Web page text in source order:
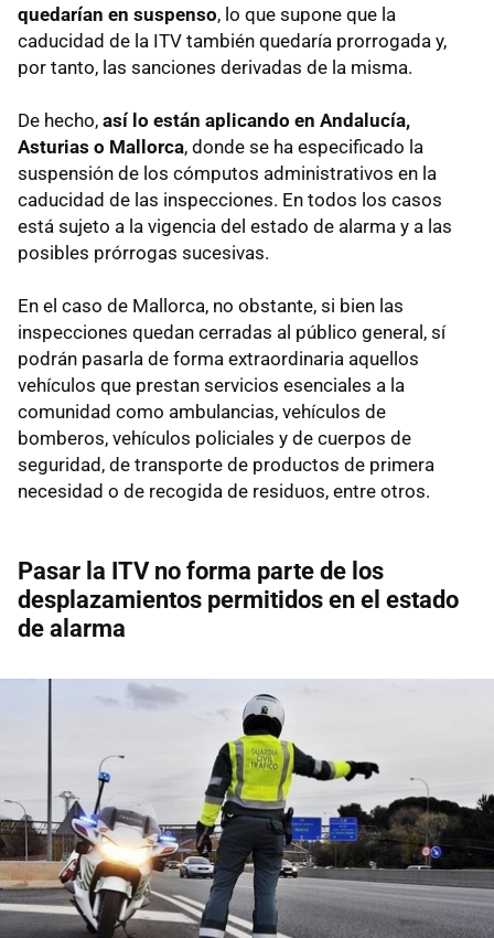
quedarían en suspenso, lo que supone que la
caducidad de la ITV también quedaría prorrogada y,
por tanto, las sanciones derivadas de la misma.
De hecho, así lo están aplicando en Andalucía,
Asturias o Mallorca, donde se ha especificado la
suspensión de los cómputos administrativos en la
caducidad de las inspecciones. En todos los casos
está sujeto a la vigencia del estado de alarma y a las
posibles prórrogas sucesivas.
En el caso de Mallorca, no obstante, si bien las
inspecciones quedan cerradas al público general, sí
podrán pasarla de forma extraordinaria aquellos
vehículos que prestan servicios esenciales a la
comunidad como ambulancias, vehículos de
bomberos, vehículos policiales y de cuerpos de
seguridad, de transporte de productos de primera
necesidad o de recogida de residuos, entre otros.
Pasar la ITV no forma parte de los
desplazamientos permitidos en el estado
de alarma